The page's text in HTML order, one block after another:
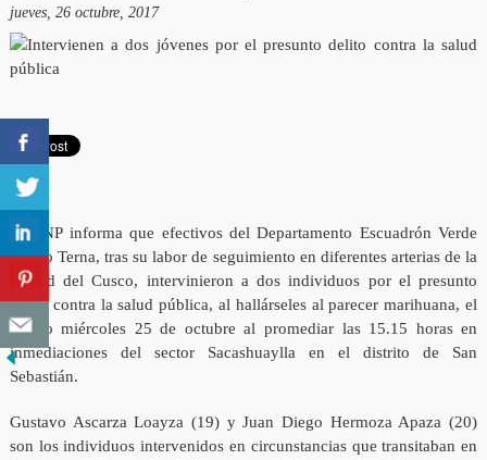
jueves, 26 octubre, 2017
La PNP informa que efectivos del Departamento Escuadrón Verde
Grupo Terna, tras su labor de seguimiento en diferentes arterias de la
ciudad del Cusco, intervinieron a dos individuos por el presunto
delito contra la salud pública, al hallárseles al parecer marihuana, el
último miércoles 25 de octubre al promediar las 15.15 horas en
inmediaciones del sector Sacashuaylla en el distrito de San
Sebastián.
Gustavo Ascarza Loayza (19) y Juan Diego Hermoza Apaza (20)
son los individuos intervenidos en circunstancias que transitaban en